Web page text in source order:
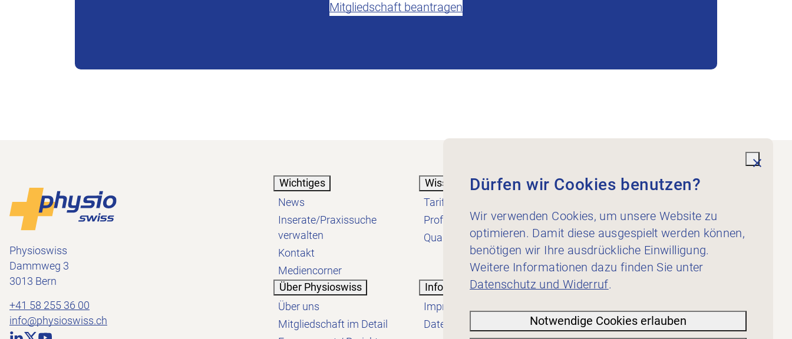
Mitgliedschaft beantragen
Footer
Physioswiss
Dammweg 3
3013 Bern
+41 58 255 36 00
info@physioswiss.ch
Wichtiges
News
Inserate/Praxissuche
verwalten
Kontakt
Mediencorner
Wissen
Tarif
Profession
Qualität
Dienstleistungen
Für Inserent:innen
Über Physioswiss
Über uns
Mitgliedschaft im Detail
Informatives
Impressum
Datenschutzerklärung
Dürfen wir Cookies benutzen?
Wir verwenden Cookies, um unsere Website zu
optimieren. Damit diese ausgespielt werden können,
benötigen wir Ihre ausdrückliche Einwilligung.
Weitere Informationen dazu finden Sie unter
Datenschutz und Widerruf.
Notwendige Cookies erlauben